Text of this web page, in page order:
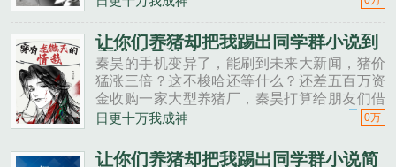
秦昊二狗子，借500万买点......
让你们养猪却把我踢出同学群小说到
底讲的是什么
秦昊的手机变异了，能刷到未来大新闻，猪价
猛涨三倍？这不梭哈还等什么？还差五百万资
金收购一家大型养猪厂，秦昊打算给朋友们借
一点。秦昊老班长啊，我想回家养猪，要不要
秦昊二狗子，借500万买点......
日更十万我成神 0万
让你们养猪却把我踢出同学群小说简